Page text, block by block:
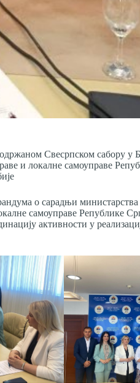
Свесрпском сабору у
и локалне самоуправе
о сарадњи
самоуправе Републике
активности у